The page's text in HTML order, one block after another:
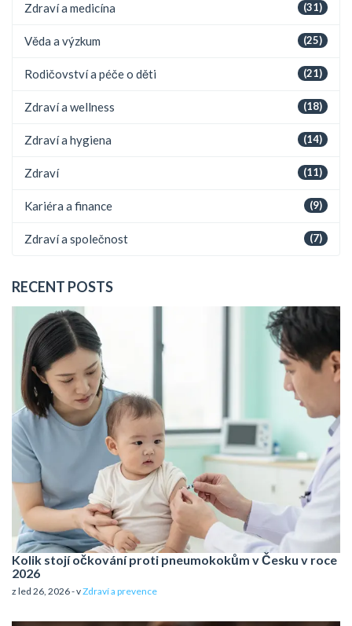
(31)
Zdraví a medicína
(25)
Věda a výzkum
(21)
Rodičovství a péče o děti
(18)
Zdraví a wellness
(14)
Zdraví a hygiena
(11)
Zdraví
(9)
Kariéra a finance
(7)
Zdraví a společnost
RECENT POSTS
Kolik stojí očkování proti pneumokokům v Česku v roce
2026
z led 26, 2026 - vZdraví a prevence